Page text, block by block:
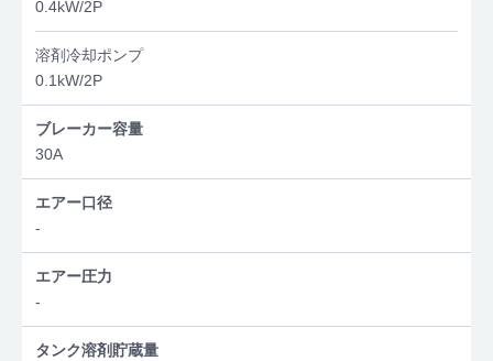
0.4kW/2P
溶剤冷却ポンプ
0.1kW/2P
ブレーカー容量
30A
エアー口径
-
エアー圧力
-
タンク溶剤貯蔵量